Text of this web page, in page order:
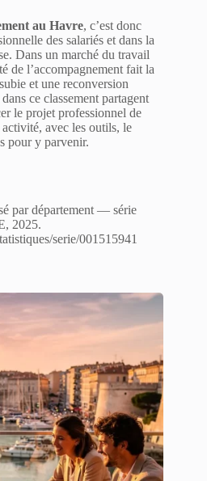
au Havre, c’est donc
des salariés et dans la
Dans un marché du travail
de l’accompagnement fait la
et une reconversion
ce classement partagent
le projet professionnel de
avec les outils, le
pour y parvenir.
par département — série
2025.
serie/001515941